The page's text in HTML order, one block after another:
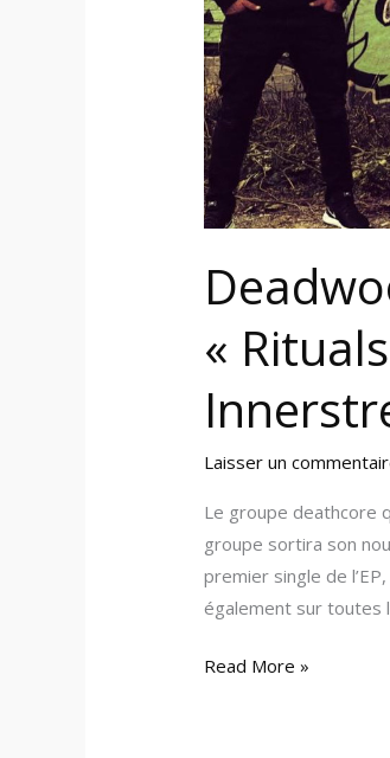
«
Laisser un
Le groupe deathcore
groupe sortira son
premier single de
également sur
Dying
Light »
sur
Innerstrength
Records
Read More »